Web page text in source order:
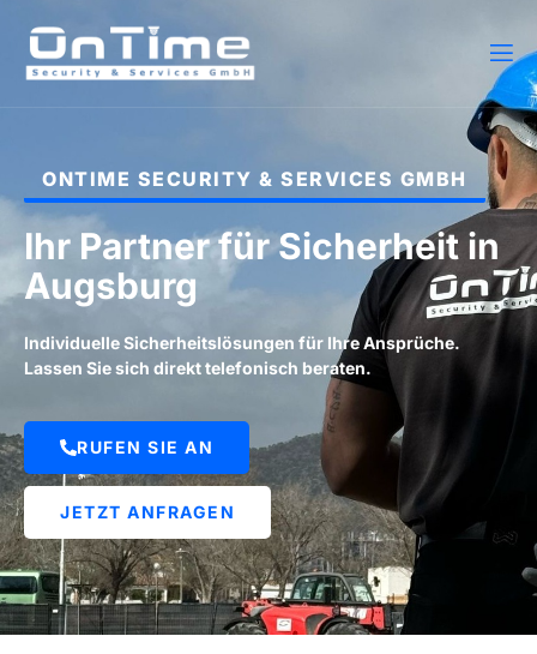
ONTIME SECURITY & SERVICES GMBH
Ihr Partner für Sicherheit in
Augsburg
Individuelle Sicherheitslösungen für Ihre Ansprüche.
Lassen Sie sich direkt telefonisch beraten.
RUFEN SIE AN
JETZT ANFRAGEN